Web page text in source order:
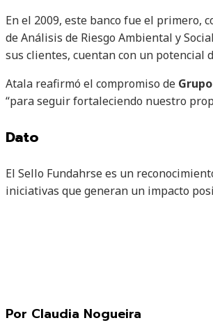
En el 2009, este banco fue el
de Análisis de Riesgo Ambiental y
sus clientes, cuentan con un potencial
Atala reafirmó el compromiso de
“para seguir fortaleciendo nuestro
Dato
El Sello Fundahrse es un
iniciativas que generan un impacto
Por Claudia Nogueira